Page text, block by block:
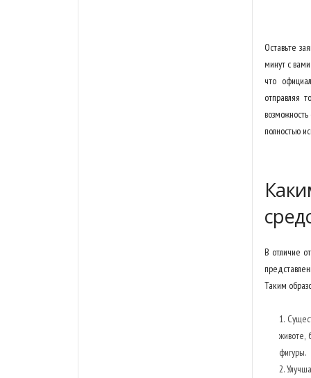
Оставьте
минут с
что
отправляя
полностью
В отличие
Таким
животе,
фигуры.